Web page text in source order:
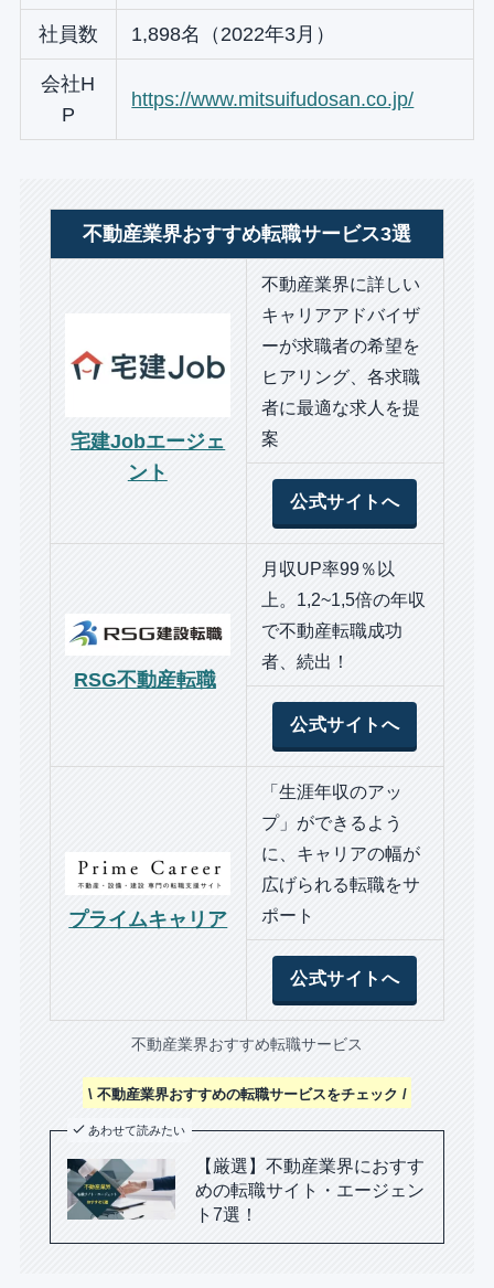
社員数 1,898名（2022年3月）
会社H
P
https://www.mitsuifudosan.co.jp/
不動産業界おすすめ転職サービス3選
宅建Jobエージェ
ント
不動産業界に詳しい
キャリアアドバイザ
ーが求職者の希望を
ヒアリング、各求職
者に最適な求人を提
案
公式サイトへ
RSG不動産転職
月収UP率99％以
上。1,2~1,5倍の年収
で不動産転職成功
者、続出！
公式サイトへ
プライムキャリア
「生涯年収のアッ
プ」ができるよう
に、キャリアの幅が
広げられる転職をサ
ポート
公式サイトへ
不動産業界おすすめ転職サービス
\ 不動産業界おすすめの転職サービスをチェック /
あわせて読みたい
【厳選】不動産業界におすす
めの転職サイト・エージェン
ト7選！